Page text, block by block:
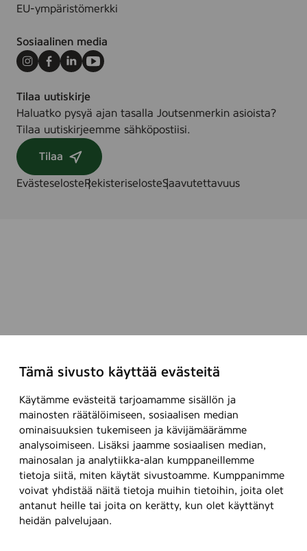
Tämä sivusto käyttää evästeitä
Käytämme evästeitä tarjoamamme sisällön ja
mainosten räätälöimiseen, sosiaalisen median
ominaisuuksien tukemiseen ja kävijämäärämme
analysoimiseen. Lisäksi jaamme sosiaalisen median,
mainosalan ja analytiikka-alan kumppaneillemme
tietoja siitä, miten käytät sivustoamme. Kumppanimme
voivat yhdistää näitä tietoja muihin tietoihin, joita olet
antanut heille tai joita on kerätty, kun olet käyttänyt
heidän palvelujaan.
EU-ympäristömerkki
Sosiaalinen media
Instagram
Facebook
LinkedInYoutube
Tilaa uutiskirje
Haluatko pysyä ajan tasalla Joutsenmerkin asioista?
Tilaa uutiskirjeemme sähköpostiisi.
Tilaa
EvästeselosteRekisteriselosteSaavutettavuus